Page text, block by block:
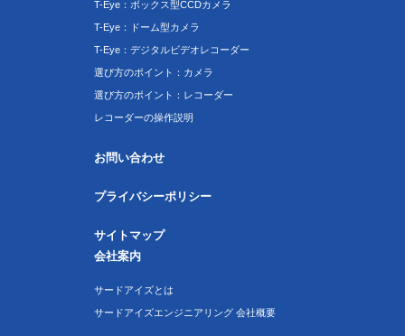
T-Eye：ボックス型CCDカメラ
T-Eye：ドーム型カメラ
T-Eye：デジタルビデオレコーダー
選び方のポイント：カメラ
選び方のポイント：レコーダー
レコーダーの操作説明
お問い合わせ
プライバシーポリシー
サイトマップ
会社案内
サードアイズとは
サードアイズエンジニアリング 会社概要